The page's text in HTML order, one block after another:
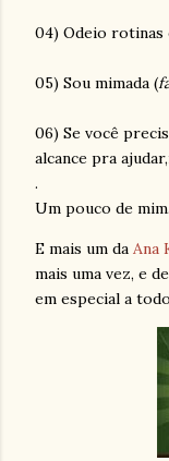
04) Odeio rotinas
05) Sou mimada (
06) Se você
alcance pra
.
Um pouco de
E mais um da Ana
mais uma vez, e
em especial a